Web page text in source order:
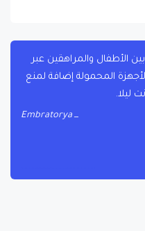
الأطفال والمراهقين عبر
المحمولة إضافة لمنع
ليلا.
Embratorya